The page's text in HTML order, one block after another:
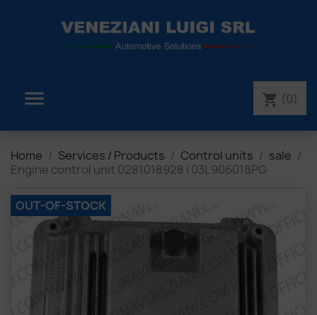
 shopping_cart (0)
Home Services / Products Control units
sale
Engine control unit 0281018928 | 03L906018PG
OUT-OF-STOCK